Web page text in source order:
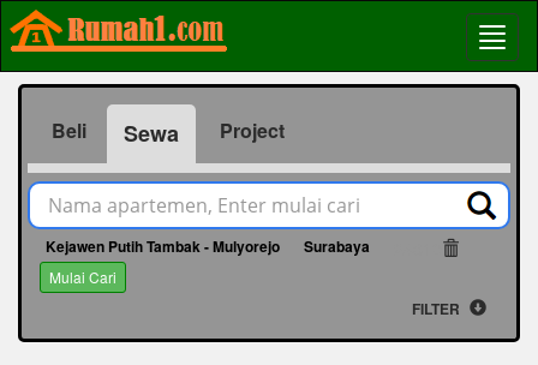
Beli Sewa Project
Kejawen Putih Tambak - Mulyorejo Surabaya
Mulai Cari
FILTER